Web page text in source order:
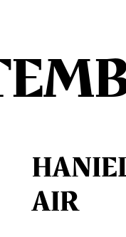
AIR